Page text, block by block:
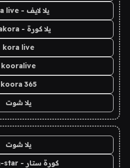
يلا لايف - yalla live
يلا كورة - yallakora
kora live
kooralive
koora 365
يلا شوت
يلا شوت
كورة ستار - koora-star